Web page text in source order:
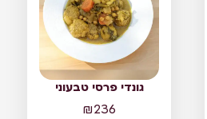
גונדי פרסי טבעוני
₪236